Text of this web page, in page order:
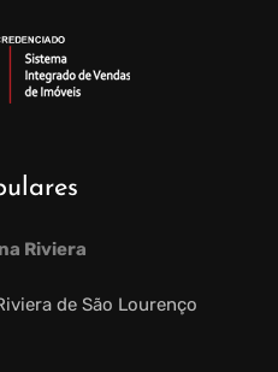
Riviera
de São Lourenço